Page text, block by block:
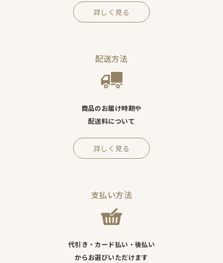
詳しく見る
配送方法
商品のお届け時期や
配送料について
詳しく見る
支払い方法
代引き・カード払い・後払い
からお選びいただけます